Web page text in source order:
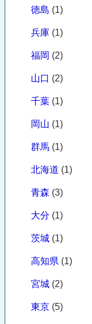
徳島 (1)
兵庫 (1)
福岡 (2)
山口 (2)
千葉 (1)
岡山 (1)
群馬 (1)
北海道 (1)
青森 (3)
大分 (1)
茨城 (1)
高知県 (1)
宮城 (2)
東京 (5)